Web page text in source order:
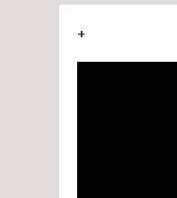
+